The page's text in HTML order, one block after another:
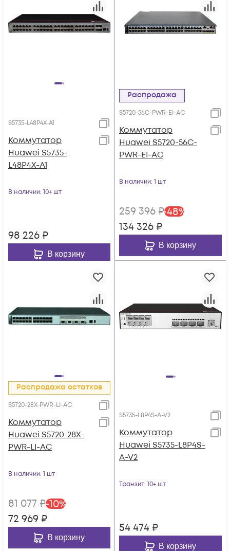
S5735-L48P4X-A1
Коммутатор
Huawei S5735-
L48P4X-A1
В наличии: 10+ шт
98 226 ₽
В корзину
Распродажа
S5720-56C-PWR-EI-AC
Коммутатор
Huawei S5720-56C-
PWR-EI-AC
В наличии: 1 шт
259 396 ₽-48%
134 326 ₽
В корзину
Распродажа остатков
S5720-28X-PWR-LI-AC
Коммутатор
Huawei S5720-28X-
PWR-LI-AC
В наличии: 1 шт
81 077 ₽-10%
72 969 ₽
В корзину
S5735-L8P4S-A-V2
Коммутатор
Huawei S5735-L8P4S-
A-V2
Транзит: 10+ шт
54 474 ₽
В корзину